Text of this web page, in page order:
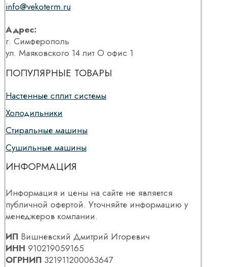
info@vekoterm.ru
Адрес:
г. Симферополь
ул. Маяковского 14 лит О офис 1
ПОПУЛЯРНЫЕ ТОВАРЫ
Настенные сплит системы
Холодильники
Стиральные машины
Сушильные машины
ИНФОРМАЦИЯ
Информация и цены на сайте не является
публичной офертой. Уточняйте информацию у
менеджеров компании.
ИП Вишневский Дмитрий Игоревич
ИНН 910219059165
ОГРНИП 321911200063647